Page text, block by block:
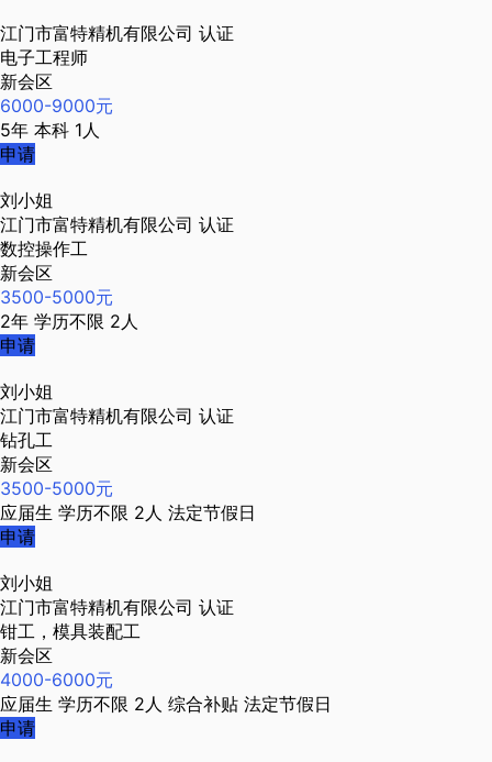
江门市富特精机有限公司 认证
电子工程师
新会区
6000-9000元
5年 本科 1人
申请
刘小姐
江门市富特精机有限公司 认证
数控操作工
新会区
3500-5000元
2年 学历不限 2人
申请
刘小姐
江门市富特精机有限公司 认证
钻孔工
新会区
3500-5000元
应届生 学历不限 2人 法定节假日
申请
刘小姐
江门市富特精机有限公司 认证
钳工，模具装配工
新会区
4000-6000元
应届生 学历不限 2人 综合补贴 法定节假日
申请